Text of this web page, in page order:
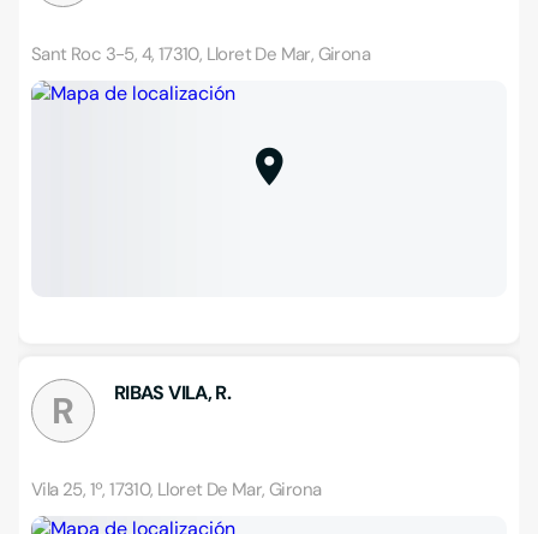
Sant Roc 3-5, 4, 17310, Lloret De Mar, Girona
R RIBAS VILA, R.
Vila 25, 1º, 17310, Lloret De Mar, Girona